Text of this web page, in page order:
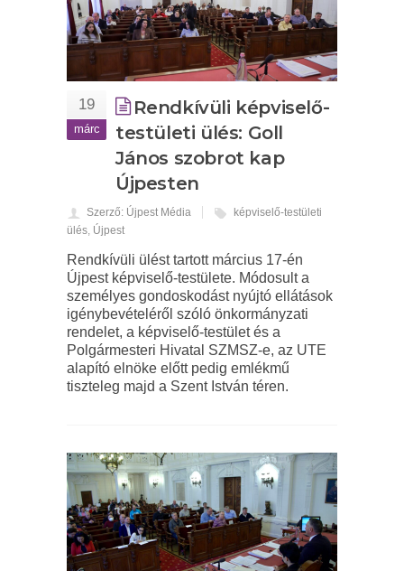
19
márc
Rendkívüli képviselő-
testületi ülés: Goll
János szobrot kap
Újpesten
Szerző: Újpest Média
képviselő-testületi
ülés, Újpest
Rendkívüli ülést tartott március 17-én
Újpest képviselő-testülete. Módosult a
személyes gondoskodást nyújtó ellátások
igénybevételéről szóló önkormányzati
rendelet, a képviselő-testület és a
Polgármesteri Hivatal SZMSZ-e, az UTE
alapító elnöke előtt pedig emlékmű
tiszteleg majd a Szent István téren.